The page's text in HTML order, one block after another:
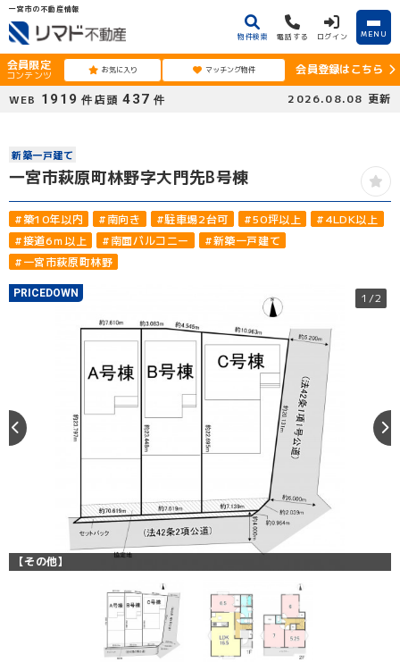
一宮市の不動産情報
物件検索 電話する ログイン MENU
会員限定
コンテンツ お気に入り マッチング物件
会員登録はこちら
WEB 1919 件 店頭 437 件 2026.08.08 更新
新築一戸建て
一宮市萩原町林野字大門先B号棟
#築10年以内 #南向き #駐車場2台可 #50坪以上
#4LDK以上
#接道6ｍ以上
#南面バルコニー
#新築一戸建て
#一宮市萩原町林野
PRICEDOWN 1 /2
【その他】